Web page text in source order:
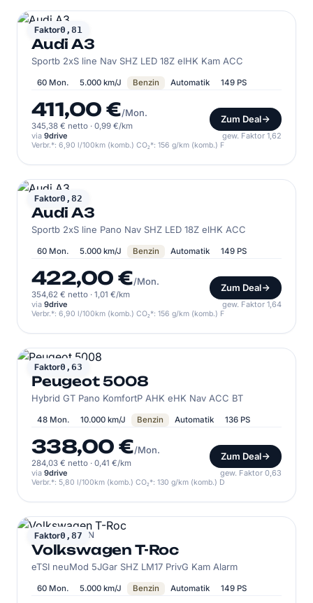
Faktor0,81
AUDI
Audi A3
Sportb 2xS line Nav SHZ LED 18Z elHK Kam ACC
60 Mon. 5.000 km/J Benzin Automatik 149 PS
411,00 €/Mon.
345,38 € netto · 0,99 €/km
Zum Deal
via 9drive gew. Faktor 1,62
Verbr.*: 6,90 l/100km (komb.) CO₂*: 156 g/km (komb.) F
Faktor0,82
AUDI
Audi A3
Sportb 2xS line Pano Nav SHZ LED 18Z elHK ACC
60 Mon. 5.000 km/J Benzin Automatik 149 PS
422,00 €/Mon.
354,62 € netto · 1,01 €/km
Zum Deal
via 9drive gew. Faktor 1,64
Verbr.*: 6,90 l/100km (komb.) CO₂*: 156 g/km (komb.) F
Faktor0,63
PEUGEOT
Peugeot 5008
Hybrid GT Pano KomfortP AHK eHK Nav ACC BT
48 Mon. 10.000 km/J Benzin Automatik 136 PS
338,00 €/Mon.
284,03 € netto · 0,41 €/km
Zum Deal
via 9drive gew. Faktor 0,63
Verbr.*: 5,80 l/100km (komb.) CO₂*: 130 g/km (komb.) D
Faktor0,87
VOLKSWAGEN
Volkswagen T-Roc
eTSI neuMod 5JGar SHZ LM17 PrivG Kam Alarm
60 Mon. 5.000 km/J Benzin Automatik 149 PS